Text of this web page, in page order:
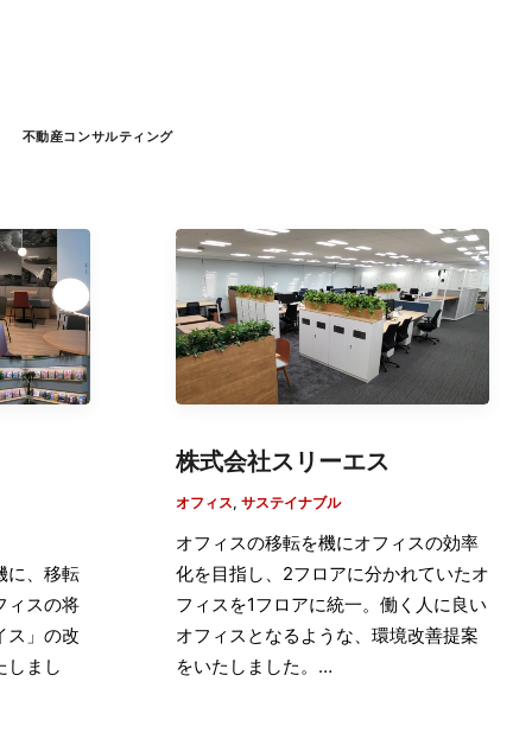
不動産コンサルティング
に、移転
ィスの将
ス」の改
しまし
株式会社スリーエス
オフィス, サステイナブル
オフィスの移転を機にオフィスの効率
化を目指し、2フロアに分かれていたオ
フィスを1フロアに統一。働く人に良い
オフィスとなるような、環境改善提案
をいたしました。…